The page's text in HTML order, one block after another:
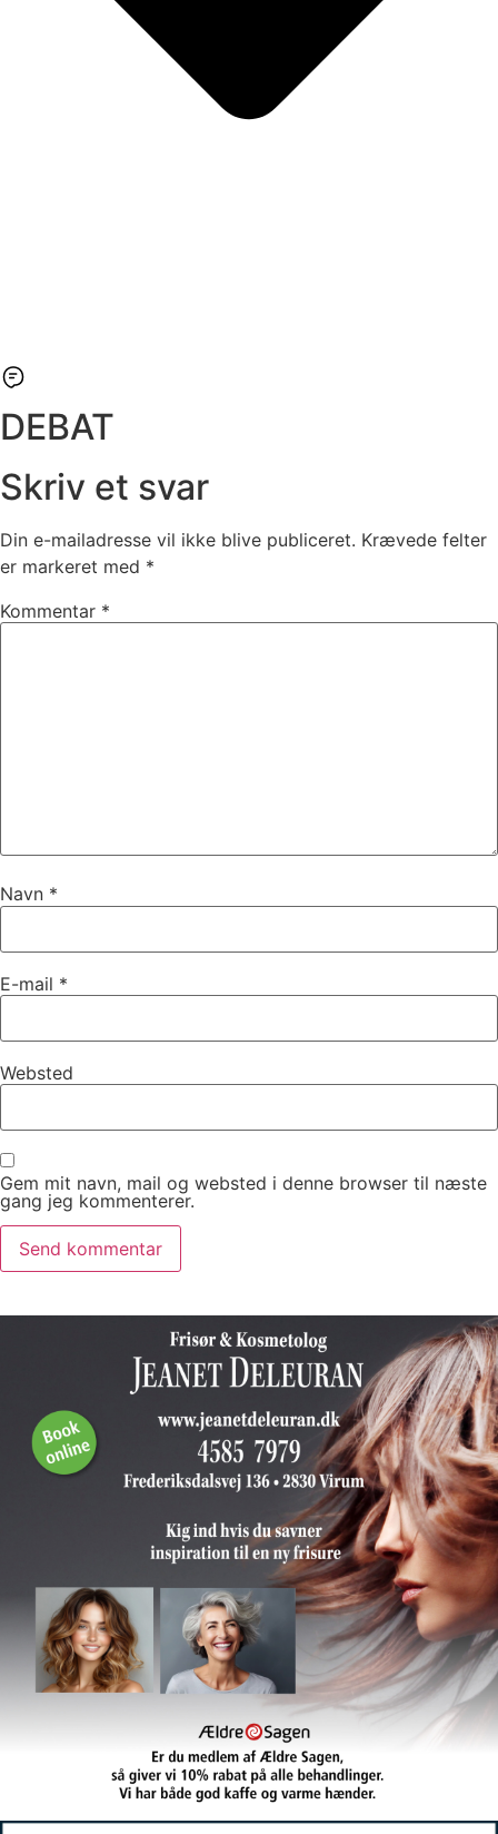
DEBAT
Skriv et svar
Din e-mailadresse vil ikke blive publiceret. Krævede felter
er markeret med *
Kommentar *
Navn *
E-mail *
Websted
Gem mit navn, mail og websted i denne browser til næste
gang jeg kommenterer.